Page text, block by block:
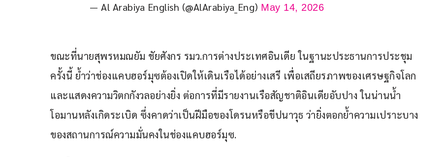
— Al Arabiya English (@AlArabiya_Eng) May 14, 2026
ขณะที่นายสุพรหมณยัม ชัยศังกร รมว.การต่างประเทศอินเดีย ในฐานะประธานการประชุม
ครั้งนี้ ย้ำว่าช่องแคบฮอร์มุซต้องเปิดให้เดินเรือได้อย่างเสรี เพื่อเสถียรภาพของเศรษฐกิจโลก
และแสดงความวิตกกังวลอย่างยิ่ง ต่อการที่มีรายงานเรือสัญชาติอินเดียอับปาง ในน่านน้ำ
โอมานหลังเกิดระเบิด ซึ่งคาดว่าเป็นฝีมือของโดรนหรือขีปนาวุธ ว่ายิ่งตอกย้ำความเปราะบาง
ของสถานการณ์ความมั่นคงในช่องแคบฮอร์มุซ.